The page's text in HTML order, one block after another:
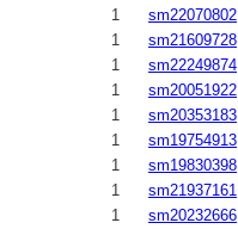
1
sm22070802
1
sm21609728
1
sm22249874
1
sm20051922
1
sm20353183
1
sm19754913
1
sm19830398
1
sm21937161
1
sm20232666